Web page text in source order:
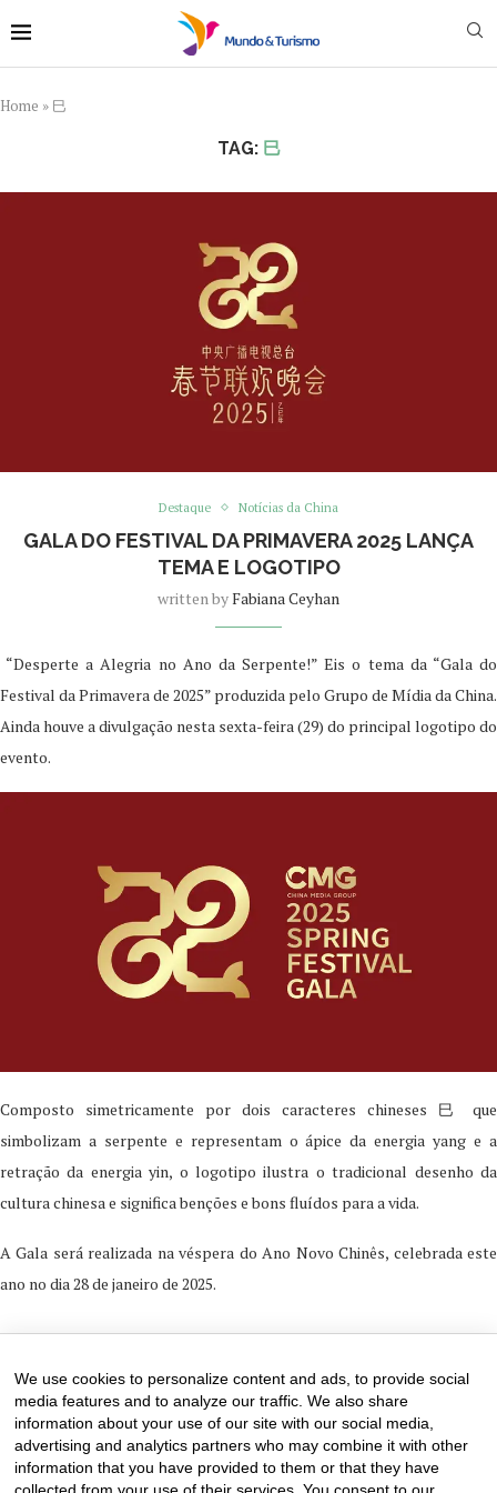
Home » 巳
TAG: 巳
Destaque Notícias da China
GALA DO FESTIVAL DA PRIMAVERA 2025 LANÇA
TEMA E LOGOTIPO
written byFabiana Ceyhan
“Desperte a Alegria no Ano da Serpente!” Eis o tema da “Gala do
Festival da Primavera de 2025” produzida pelo Grupo de Mídia da China.
Ainda houve a divulgação nesta sexta-feira (29) do principal logotipo do
evento.
Composto simetricamente por dois caracteres chineses 巳
que
simbolizam a serpente e representam o ápice da energia yang e a
retração da energia yin, o logotipo ilustra o tradicional desenho da
cultura chinesa e significa benções e bons fluídos para a vida.
A Gala será realizada na véspera do Ano Novo Chinês, celebrada este
ano no dia 28 de janeiro de 2025.
We use cookies to personalize content and ads, to provide social
media features and to analyze our traffic. We also share
information about your use of our site with our social media,
advertising and analytics partners who may combine it with other
information that you have provided to them or that they have